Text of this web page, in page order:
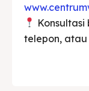
Konsultasi
telepon,